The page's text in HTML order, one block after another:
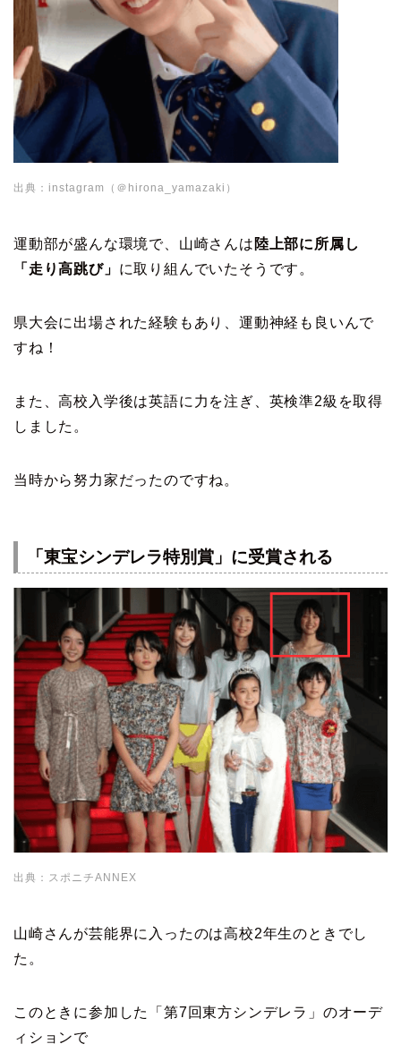
出典：instagram（＠hirona_yamazaki）
運動部が盛んな環境で、山崎さんは 陸上部に所属し
「走り高跳び」 に取り組んでいたそうです。
県大会に出場された経験もあり、運動神経も良いんで
すね！
また、高校入学後は英語に力を注ぎ、英検準2級を取得
しました。
当時から努力家だったのですね。
「東宝シンデレラ特別賞」に受賞される
出典：スポニチANNEX
山崎さんが芸能界に入ったのは高校2年生のときでし
た。
このときに参加した「第7回東方シンデレラ」のオーデ
ィションで